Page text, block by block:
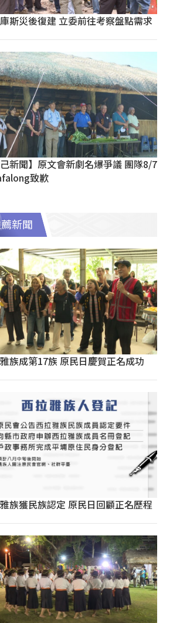
斯災後復建 立委前往考察盤點需求
己新聞】原文會新劇名爆爭議 團隊8/7
致歉
新聞
族成第17族 原民日慶賀正名成功
族獲民族認定 原民日回顧正名歷程